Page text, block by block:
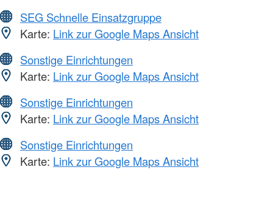
SEG Schnelle Einsatzgruppe
Karte: Link zur Google Maps Ansicht
Sonstige Einrichtungen
Karte: Link zur Google Maps Ansicht
Sonstige Einrichtungen
Karte: Link zur Google Maps Ansicht
Sonstige Einrichtungen
Karte: Link zur Google Maps Ansicht